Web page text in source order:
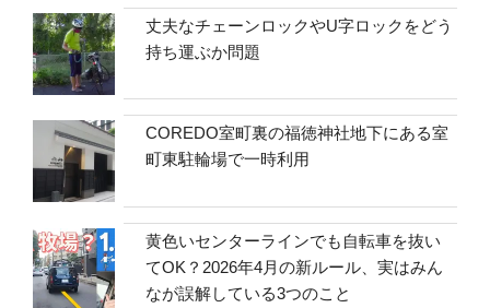
丈夫なチェーンロックやU字ロックをどう
持ち運ぶか問題
COREDO室町裏の福徳神社地下にある室
町東駐輪場で一時利用
黄色いセンターラインでも自転車を抜い
てOK？2026年4月の新ルール、実はみん
なが誤解している3つのこと